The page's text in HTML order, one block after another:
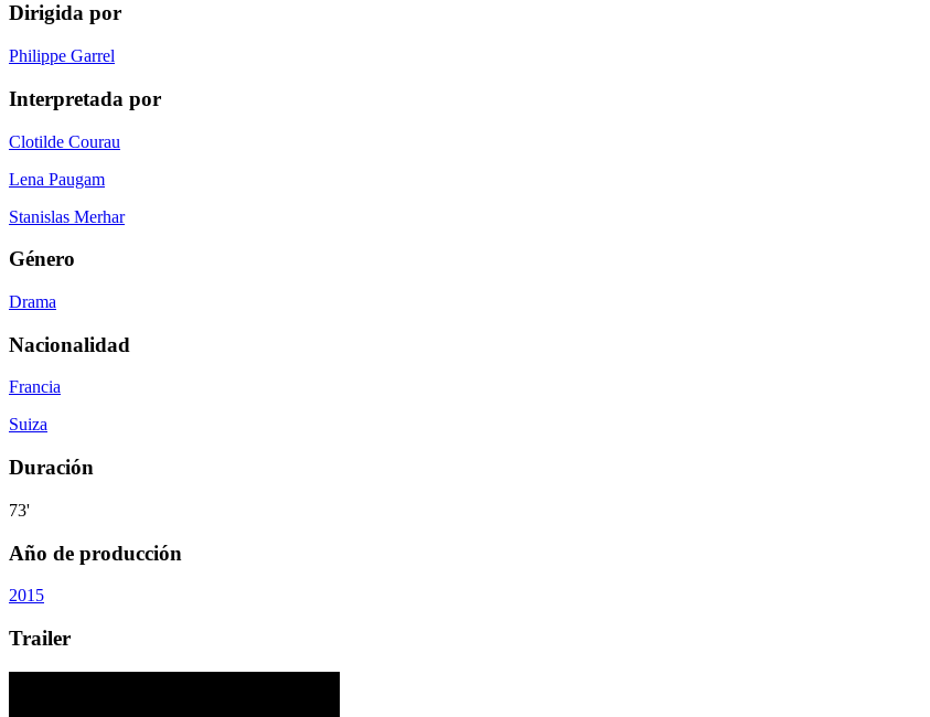
Dirigida por
Philippe Garrel
Interpretada por
Clotilde Courau
Lena Paugam
Stanislas Merhar
Género
Drama
Nacionalidad
Francia
Suiza
Duración
73'
Año de producción
2015
Trailer